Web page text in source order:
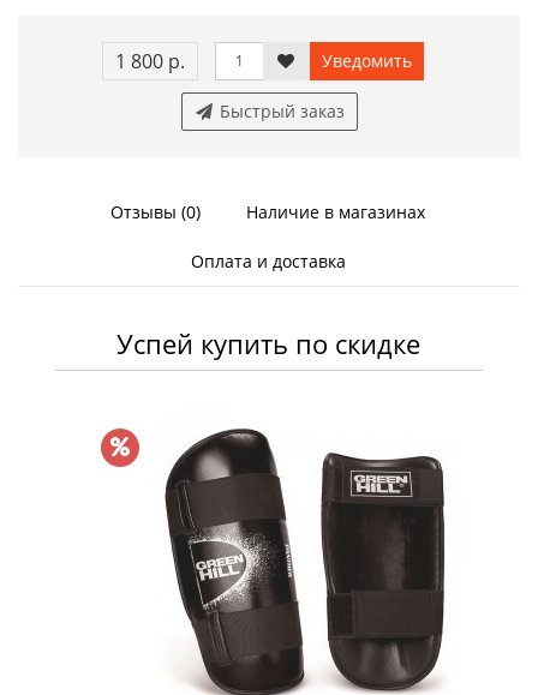
1 800 р. Уведомить
Быстрый заказ
Отзывы (0) Наличие в магазинах
Оплата и доставка
Успей купить по скидке